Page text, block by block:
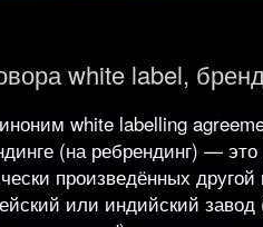
white label,
white labelling
(на ребрендинг) —
произведённых
или индийский